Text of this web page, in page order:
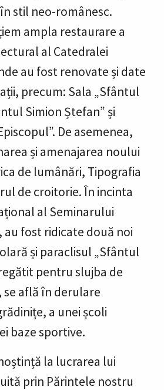
stil neo-românesc.
ampla restaurare a
al Catedralei
au fost renovate și date
precum: Sala „Sfântul
Simion Ștefan” și
De asemenea,
și amenajarea noului
de lumânări, Tipografia
de croitorie. În incinta
al Seminarului
fost ridicate două noi
și paraclisul „Sfântul
pentru slujba de
se află în derulare
a unei școli
baze sportive.
la lucrarea lui
prin Părintele nostru